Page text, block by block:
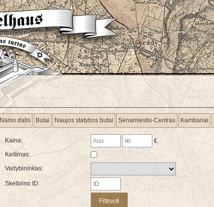
Namo dalis Butai Naujos statybos butai Senamiestis-Centras Kambariai
Kaina:
€
Keitimas:
Vadybininkas:
Skelbimo ID: